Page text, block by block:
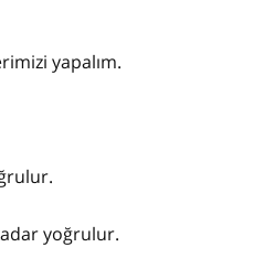
yapalım.
yoğrulur.